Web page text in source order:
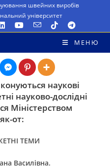
швейних виробів
університет
МЕНЮ
наукові
науково-дослідні
Міністерством
от:
ТЕМИ
Василівна.